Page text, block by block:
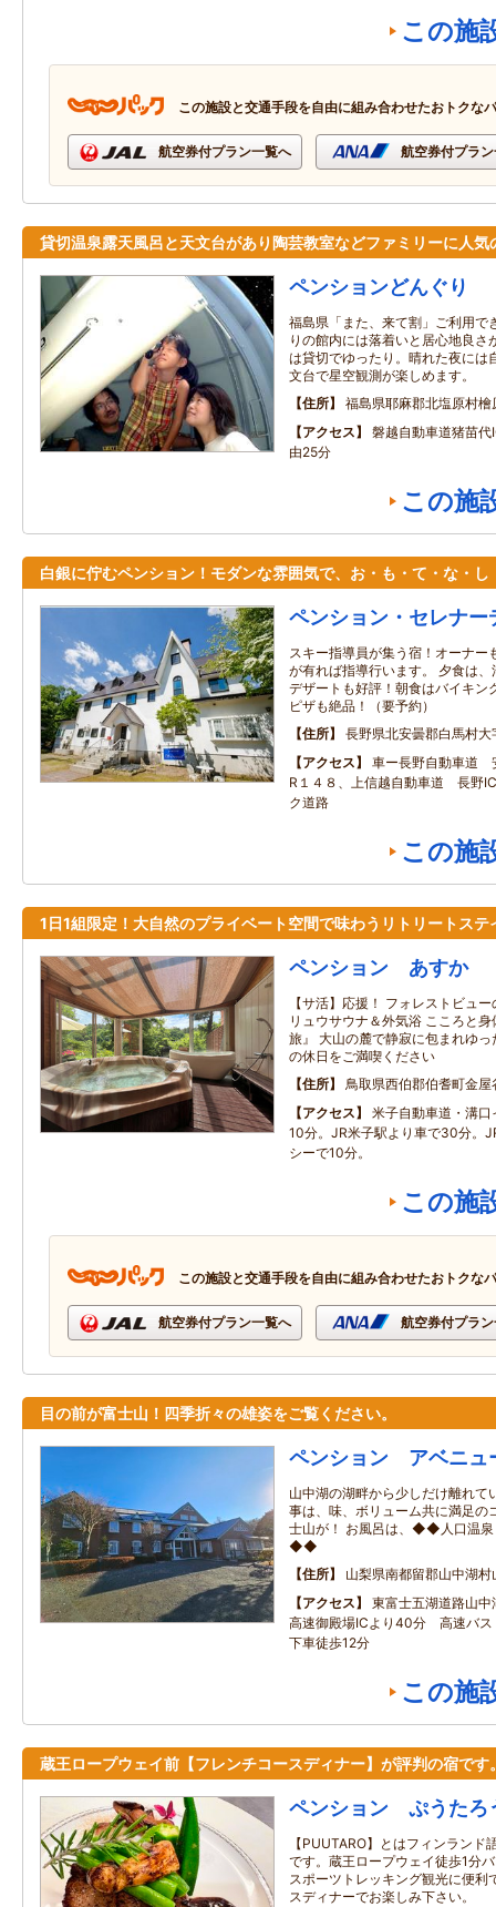
この施
この施設と交通手段を自由に組み合わせたおトクな
航空券付プラン一覧へ 航空券付プラ
貸切温泉露天風呂と天文台があり陶芸教室などファミリーに人気
ペンションどんぐり
福島県「また、来て割」ご利用で
りの館内には落着いと居心地良さ
は貸切でゆったり。晴れた夜には
文台で星空観測が楽しめます。
住所
福島県耶麻郡北塩原村
アクセス
磐越自動車道猪苗
由25分
この施
白銀に佇むペンション！モダンな雰囲気で、お・も・て・な・し
ペンション・セレナー
スキー指導員が集う宿！オーナー
が有れば指導行います。 夕食は
デザートも好評！朝食はバイキン
ピザも絶品！（要予約）
住所
長野県北安曇郡白馬村大
アクセス
車ー長野自動車道
R１４８、上信越自動車道 長野
ク道路
この施
1日1組限定！大自然のプライベート空間で味わうリトリートステ
ペンション あすか
【サ活】応援！ フォレストビュ
リュウサウナ＆外気浴 こころと
旅』 大山の麓で静寂に包まれゆ
の休日をご満喫ください
住所
鳥取県西伯郡伯耆町金屋
アクセス
米子自動車道・溝
10分。JR米子駅より車で30分。
シーで10分。
この施
この施設と交通手段を自由に組み合わせたおトクな
航空券付プラン一覧へ 航空券付プラ
目の前が富士山！四季折々の雄姿をご覧ください。
ペンション アベニュ
山中湖の湖畔から少しだけ離れて
事は、味、ボリューム共に満足の
士山が！ お風呂は、◆◆人口温
◆◆
住所
山梨県南都留郡山中湖村
アクセス
東富士五湖道路山
高速御殿場ICより40分 高速バス
下車徒歩12分
この施
蔵王ロープウェイ前【フレンチコースディナー】が評判の宿です
ペンション ぷうたろ
【PUUTARO】とはフィンラン
です。蔵王ロープウェイ徒歩1分
スポーツトレッキング観光に便利
スディナーでお楽しみ下さい。